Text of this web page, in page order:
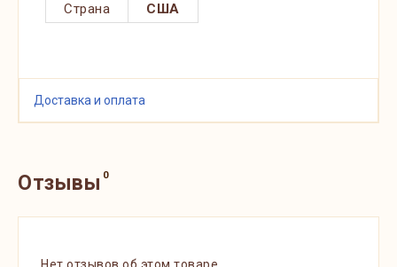
Страна
США
Доставка и оплата
Отзывы 0